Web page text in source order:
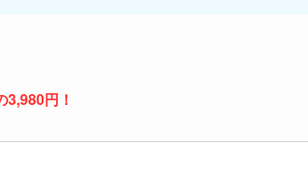
3,980円！